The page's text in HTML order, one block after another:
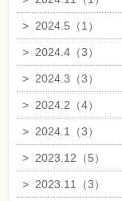
> 2024.5（1）
> 2024.4（3）
> 2024.3（3）
> 2024.2（4）
> 2024.1（3）
> 2023.12（5）
> 2023.11（3）